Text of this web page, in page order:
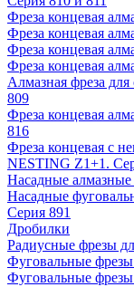
Фреза концевая
Фреза концевая
Фреза концевая
Фреза концевая
Алмазная фреза
809
Фреза концевая
816
Фреза концевая с
NESTING Z1+1.
Насадные
Насадные
Серия 891
Дробилки
Радиусные фрезы
Фуговальные фрезы
Фуговальные фрезы